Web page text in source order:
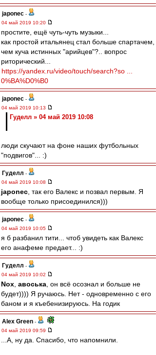
japonec -
04 май 2019 10:20
простите, ещё чуть-чуть музыки...
как простой итальянец стал больше спартачем,
чем куча истинных "арийцев"?.. вопрос
риторический...
https://yandex.ru/video/touch/search?so ...
0%BA%D0%B0
japonec -
04 май 2019 10:13
Гуделл » 04 май 2019 10:08
люди скучают на фоне наших футбольных
"подвигов"... :)
Гуделл -
04 май 2019 10:08
japonec , так его Валекс и позвал первым. Я
вообще только присоединился)))
japonec -
04 май 2019 10:05
я б разбанил тити... чтоб увидеть как Валекс
его анафеме предает... :)
Гуделл -
04 май 2019 10:02
Nox авоська , он всё осознал и больше не
будет)))) Я ручаюсь. Нет - одновременно с его
баном и я къебенизируюсь. На годик
Alex Green -
04 май 2019 09:59
...А, ну да. Спасибо, что напомнили.